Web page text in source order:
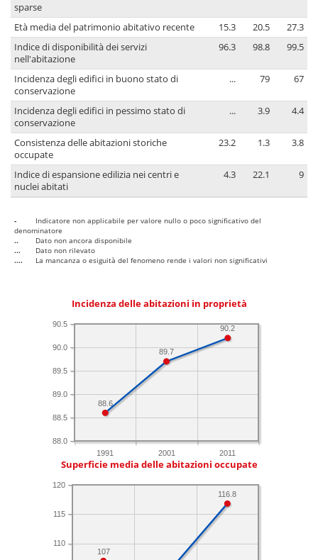
sparse
Età media del patrimonio abitativo recente 15.3 20.5
27.3
Indice di disponibilità dei servizi
nell'abitazione
96.3 98.8 99.5
Incidenza degli edifici in buono stato di
conservazione
... 79 67
Incidenza degli edifici in pessimo stato di
conservazione
... 3.9 4.4
Consistenza delle abitazioni storiche
occupate
23.2 1.3 3.8
Indice di espansione edilizia nei centri e
nuclei abitati
4.3 22.1 9
-
Indicatore non applicabile per valore nullo o poco significativo del
denominatore
..
Dato non ancora disponibile
...
Dato non rilevato
....
La mancanza o esiguità del fenomeno rende i valori non significativi
Incidenza delle abitazioni in proprietà
1991 2001 2011
88.0
88.5
89.0
89.5
90.0
90.5
90.2
89.7
88.6
Superficie media delle abitazioni occupate
110
115
120
116.8
107